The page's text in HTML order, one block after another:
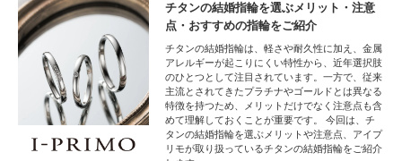
チタンの結婚指輪を選ぶメリット・注意
点・おすすめの指輪をご紹介
チタンの結婚指輪は、軽さや耐久性に加え、金属
アレルギーが起こりにくい特性から、近年選択肢
のひとつとして注目されています。一方で、従来
主流とされてきたプラチナやゴールドとは異なる
特徴を持つため、メリットだけでなく注意点も含
めて理解しておくことが重要です。 今回は、チ
タンの結婚指輪を選ぶメリットや注意点、アイプ
リモが取り扱っているチタンの結婚指輪をご紹介